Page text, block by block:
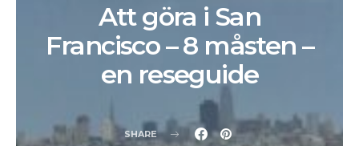
Att göra i San
Francisco – 8 måsten –
en reseguide
SHARE